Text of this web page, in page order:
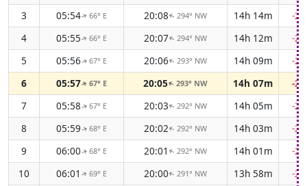
3
05:54↑66° E 20:08↑294° NW 14h 14m
-
4
05:55↑66° E 20:07↑294° NW 14h 12m
-
5
05:56↑67° E 20:06↑293° NW 14h 09m
-
6
05:57↑67° E 20:05↑293° NW 14h 07m
-
7
05:58↑67° E 20:03↑ 292° NW 14h 05m
-
8
05:59↑68° E 20:02↑ 292° NW 14h 03m
-
9
06:00↑68° E 20:01 ↑ 292° NW 14h 01m
-
10
06:01 ↑69° E 20:00↑ 291° NW 13h 58m
-